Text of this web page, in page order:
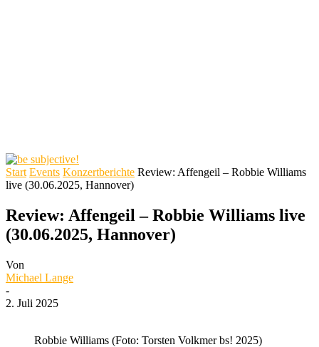
Start Events Konzertberichte Review: Affengeil – Robbie Williams
live (30.06.2025, Hannover)
Review: Affengeil – Robbie Williams live
(30.06.2025, Hannover)
Von
Michael Lange
-
2. Juli 2025
Robbie Williams (Foto: Torsten Volkmer bs! 2025)